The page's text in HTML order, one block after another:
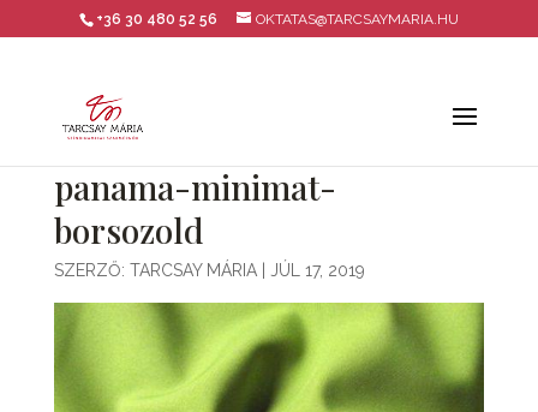
+36 30 480 52 56 OKTATAS@TARCSAYMARIA.HU
panama-minimat-
borsozold
SZERZŐ: TARCSAY MÁRIA| JÚL 17, 2019